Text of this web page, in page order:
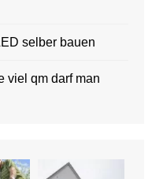
selber bauen
viel qm darf man